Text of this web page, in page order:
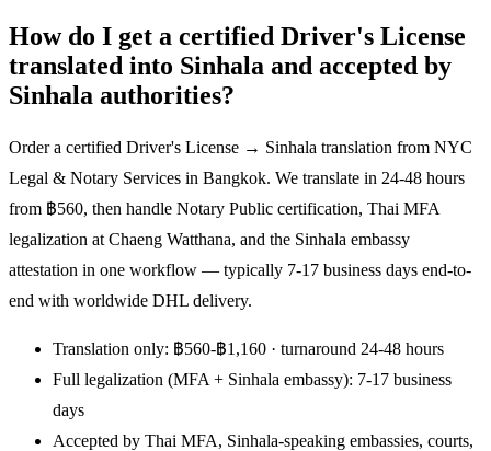
How do I get a certified Driver's License
translated into Sinhala and accepted by
Sinhala authorities?
Order a certified Driver's License → Sinhala translation from NYC
Legal & Notary Services in Bangkok. We translate in 24-48 hours
from ฿560, then handle Notary Public certification, Thai MFA
legalization at Chaeng Watthana, and the Sinhala embassy
attestation in one workflow — typically 7-17 business days end-to-
end with worldwide DHL delivery.
Translation only: ฿560-฿1,160 · turnaround 24-48 hours
Full legalization (MFA + Sinhala embassy): 7-17 business
days
Accepted by Thai MFA, Sinhala-speaking embassies, courts,